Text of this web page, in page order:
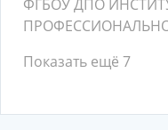
ФГБОУ ДПО
Показать ещё 7